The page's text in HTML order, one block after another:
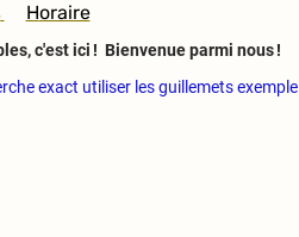
Horaire
c'est ici ! Bienvenue parmi nous !
exact utiliser les guillemets exemple